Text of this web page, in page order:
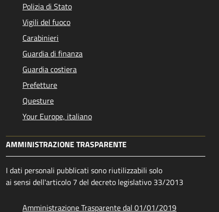
Polizia di Stato
Vigili del fuoco
Carabinieri
Guardia di finanza
Guardia costiera
Prefetture
Questure
Your Europe, italiano
AMMINISTRAZIONE TRASPARENTE
I dati personali pubblicati sono riutilizzabili solo
ai sensi dell'articolo 7 del decreto legislativo 33/2013
Amministrazione Trasparente dal 01/01/2019